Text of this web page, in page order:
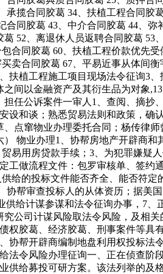
揽合同胶葛 34、扶植工程合同胶
同胶葛 43、中介合同胶葛 44、弥
52、离退休人员返聘合同胶葛 53
合同胶葛 60、扶植工程价款优先受
卖合同胶葛 67、平易近事从体间衡
扶植工程施工项目现场法令征询3
间以金融资产及其衍生品为对象
任公诉案件一审人1、查阅、摘抄
和谈；熟悉贸易法则和政策，确认
点窜物业办理委托合同；杨传律
物业办理1、协帮房地产开辟商和
易用房贷款手续；3、为犯罪嫌疑人
工做流程文件：包罗审核单、签约
给的投标文件能否齐全、能否符定
帮审查投标人的从体资历；据美
供给计谋参谋和法令征询办事，7、
公司计谋风险取法令风险，及相关
权胶葛、经济胶葛、刑事案件等具
协帮开辟商编制地盘利用权投标法
法令风险办理征询一、正在侦查阶
供给募投可研方案。该法列举的及